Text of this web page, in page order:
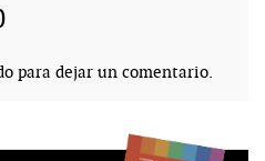
para dejar un comentario.